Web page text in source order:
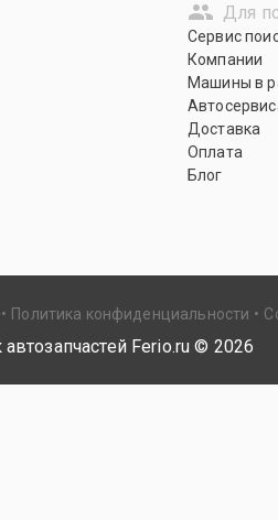
Для
Сервис
Компании
Машины в
Доставка
Оплата
Блог
Политика конфиденциальности
Ferio.ru © 2026